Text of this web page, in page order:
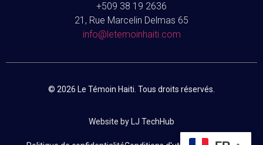
+509 38 19 2636
21, Rue Marcelin Delmas 65
info@letemoinhaiti.com
© 2026 Le Témoin Haiti. Tous droits réservés.
Website by LJ TechHub